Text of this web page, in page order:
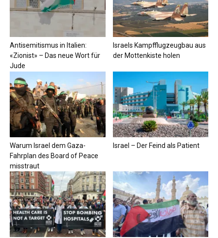
Antisemitismus in Italien:
«Zionist» – Das neue Wort für
Jude
Israels Kampfflugzeugbau aus
der Mottenkiste holen
Warum Israel dem Gaza-
Fahrplan des Board of Peace
misstraut
Israel – Der Feind als Patient